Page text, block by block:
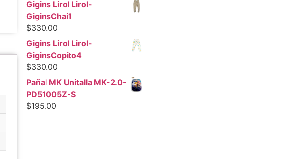
Gigins Lirol Lirol-
GiginsChai1
$330.00
Gigins Lirol Lirol-
GiginsCopito4
$330.00
Pañal MK Unitalla MK-2.0-
PD51005Z-S
$195.00